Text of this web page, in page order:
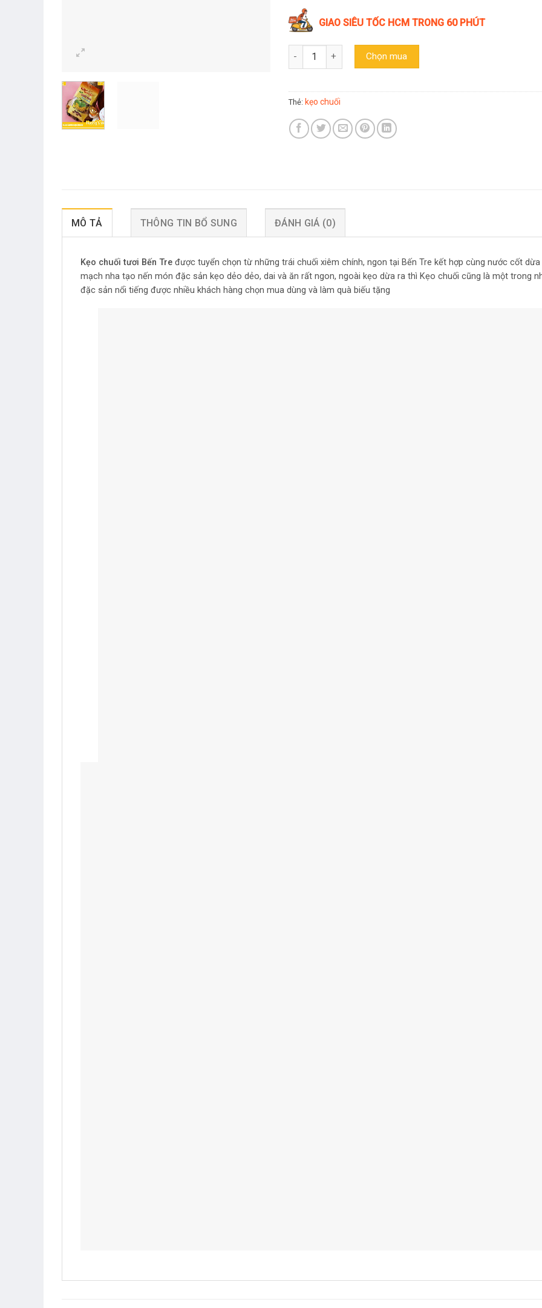
GIAO SIÊU TỐC HCM TRONG 60 PHÚT
Kẹo chuối tươi Bến Tre 200g số lượng
Chọn mua
Thẻ: kẹo chuối
MÔ TẢ THÔNG TIN BỔ SUNG ĐÁNH GIÁ (0)
Kẹo chuối tươi Bến Tre được tuyển chọn từ những trái chuối xiêm chính, ngon tại Bến Tre kết hợp cùng nước cốt dừa
mạch nha tạo nến món đặc sản kẹo dẻo dẻo, dai và ăn rất ngon, ngoài kẹo dừa ra thì Kẹo chuối cũng là một trong
đặc sản nổi tiếng được nhiều khách hàng chọn mua dùng và làm quà biếu tặng